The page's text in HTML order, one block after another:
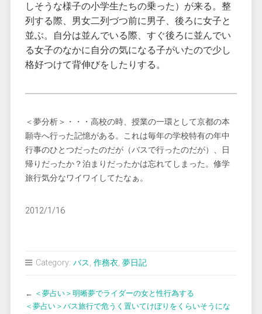
しそうな様子の小学生たちの乗った）が来る。整
列する際、男女二列づつ前に男子、後ろに女子と
並ぶ。自分は並んでいる際、すぐ後ろに並んでい
る女子のなかに自分の気になる子がいたので少し
格好つけて背伸びをしたりする。
＜夢分析＞・・・高校の時、授業の一環として京都の本
願寺へ行った記憶がある。これは毎年の学校特有の年中
行事のひとつだったのだが（バスで行ったのだが）、日
帰りだったか？泊まりだったかは忘れてしまった。修学
旅行気分なワイワイしてたなぁ。
2012/1/16
Category: バス, 作務衣, 夢日記
← ＜夢占い＞明晰夢でライダーの女と性行為する
＜夢占い＞バス旅行で危うく置いてけぼりをくらいそうにな